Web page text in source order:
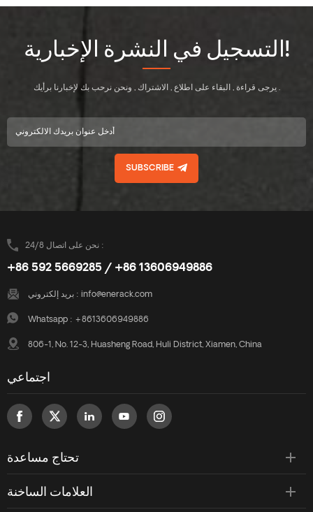
التسجيل في النشرة الإخبارية!
يرجى قراءة , البقاء على اطلاع , الاشتراك , ونحن نرحب بك لإخبارنا برأيك .
SUBSCRIBE
نحن على اتصال 24/8 :
+86 592 5669285 / +86 13606949886
بريد إلكتروني : info@enerack.com
Whatsapp : +8613606949886
806-1, No. 12-3, Huasheng Road, Huli District, Xiamen, China
اجتماعي
تحتاج مساعدة
العلامات الساخنة